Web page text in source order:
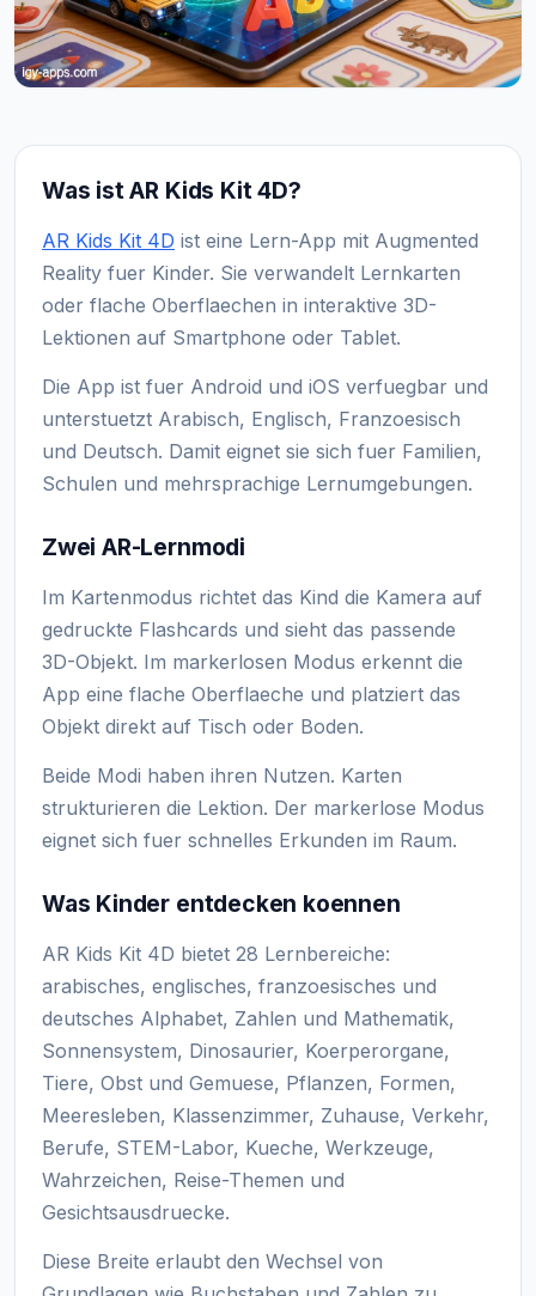
Was ist AR Kids Kit 4D?
AR Kids Kit 4D ist eine Lern-App mit Augmented
Reality fuer Kinder. Sie verwandelt Lernkarten
oder flache Oberflaechen in interaktive 3D-
Lektionen auf Smartphone oder Tablet.
Die App ist fuer Android und iOS verfuegbar und
unterstuetzt Arabisch, Englisch, Franzoesisch
und Deutsch. Damit eignet sie sich fuer Familien,
Schulen und mehrsprachige Lernumgebungen.
Zwei AR-Lernmodi
Im Kartenmodus richtet das Kind die Kamera auf
gedruckte Flashcards und sieht das passende
3D-Objekt. Im markerlosen Modus erkennt die
App eine flache Oberflaeche und platziert das
Objekt direkt auf Tisch oder Boden.
Beide Modi haben ihren Nutzen. Karten
strukturieren die Lektion. Der markerlose Modus
eignet sich fuer schnelles Erkunden im Raum.
Was Kinder entdecken koennen
AR Kids Kit 4D bietet 28 Lernbereiche:
arabisches, englisches, franzoesisches und
deutsches Alphabet, Zahlen und Mathematik,
Sonnensystem, Dinosaurier, Koerperorgane,
Tiere, Obst und Gemuese, Pflanzen, Formen,
Meeresleben, Klassenzimmer, Zuhause, Verkehr,
Berufe, STEM-Labor, Kueche, Werkzeuge,
Wahrzeichen, Reise-Themen und
Gesichtsausdruecke.
Diese Breite erlaubt den Wechsel von